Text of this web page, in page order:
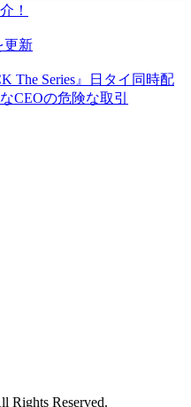
！
更新
The Series』日タイ同時配
CEOの危険な取引
Rights Reserved.